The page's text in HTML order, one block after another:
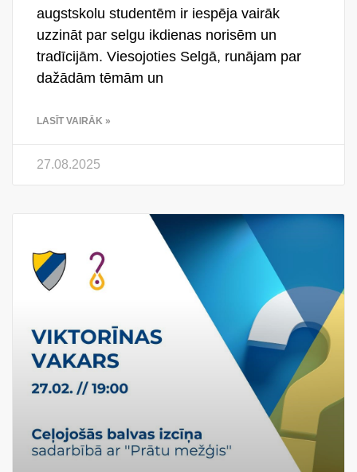
augstskolu studentēm ir iespēja vairāk
uzzināt par selgu ikdienas norisēm un
tradīcijām. Viesojoties Selgā, runājam par
dažādām tēmām un
LASĪT VAIRĀK »
27.08.2025